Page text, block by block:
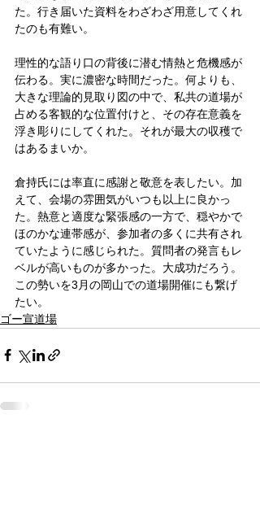
た。行き届いた資料をわざわざ用意してくれ
たのも有難い。
理性的な語り口の背後に潜む情熱と危機感が
伝わる。実に濃密な時間だった。何よりも、
大きな理論的見取り図の中で、私共の道場が
占める客観的な位置付けと、その存在意義を
浮き彫りにしてくれた。それが最大の収穫で
はあるまいか。
倉持氏には率直に感謝と敬意を表したい。加
えて、会場の雰囲気がいつも以上に良かっ
た。熱意と適度な緊張感の一方で、穏やかで
ほのかな連帯感が、参加者の多くに共有され
ていたように感じられた。質問者の発言もレ
ベルが高いものが多かった。大成功だろう。
この勢いを3月の岡山での道場開催にも繋げ
たい。
ゴー宣道場